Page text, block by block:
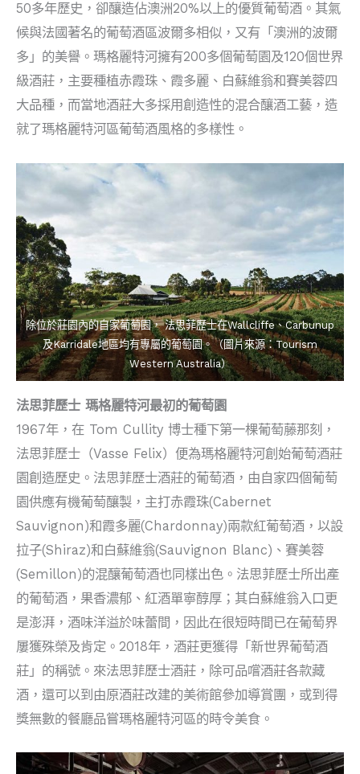
50多年歷史，卻釀造佔澳洲20%以上的優質葡萄酒。其氣
候與法國著名的葡萄酒區波爾多相似，又有「澳洲的波爾
多」的美譽。瑪格麗特河擁有200多個葡萄園及120個世界
級酒莊，主要種植赤霞珠、霞多麗、白蘇維翁和賽美蓉四
大品種，而當地酒莊大多採用創造性的混合釀酒工藝，造
就了瑪格麗特河區葡萄酒風格的多樣性。
除位於莊園內的自家葡萄園， 法思菲歷士在Wallcliffe、Carbunup
及Karridale地區均有專屬的葡萄園。（圖片來源：Tourism
Western Australia）
法思菲歷士 瑪格麗特河最初的葡萄園
1967年，在 Tom Cullity 博士種下第一棵葡萄藤那刻，
法思菲歷士（Vasse Felix）便為瑪格麗特河創始葡萄酒莊
園創造歷史。法思菲歷士酒莊的葡萄酒，由自家四個葡萄
園供應有機葡萄釀製，主打赤霞珠(Cabernet
Sauvignon)和霞多麗(Chardonnay)兩款紅葡萄酒，以設
拉子(Shiraz)和白蘇維翁(Sauvignon Blanc)、賽美蓉
(Semillon)的混釀葡萄酒也同樣出色。法思菲歷士所出產
的葡萄酒，果香濃郁、紅酒單寧醇厚；其白蘇維翁入口更
是澎湃，酒味洋溢於味蕾間，因此在很短時間已在葡萄界
屢獲殊榮及肯定。2018年，酒莊更獲得「新世界葡萄酒
莊」的稱號。來法思菲歷士酒莊，除可品嚐酒莊各款藏
酒，還可以到由原酒莊改建的美術館參加導賞團，或到得
獎無數的餐廳品嘗瑪格麗特河區的時令美食。